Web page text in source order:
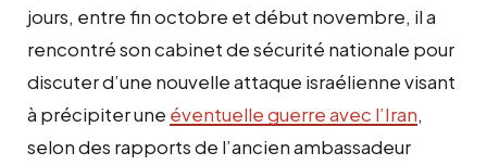
jours, entre fin octobre et début novembre, il a
rencontré son cabinet de sécurité nationale pour
discuter d’une nouvelle attaque israélienne visant
à précipiter une éventuelle guerre avec l’Iran,
selon des rapports de l’ancien ambassadeur